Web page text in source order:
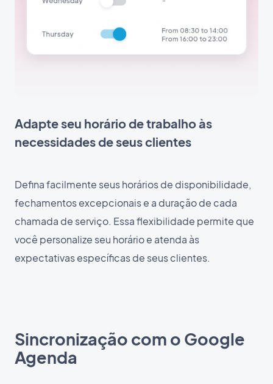
Adapte seu horário de trabalho às
necessidades de seus clientes
Defina facilmente seus horários de disponibilidade,
fechamentos excepcionais e a duração de cada
chamada de serviço. Essa flexibilidade permite que
você personalize seu horário e atenda às
expectativas específicas de seus clientes.
Sincronização com o Google
Agenda